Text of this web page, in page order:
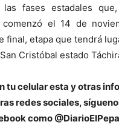
las fases estadales
comenzó el 14 de
final, etapa que tendrá
Cristóbal estado
tu celular esta y otras
redes sociales,
como